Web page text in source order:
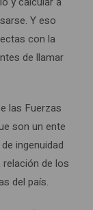
Y eso
con la
de llamar
las Fuerzas
son un ente
ingenuidad
de los
del país.